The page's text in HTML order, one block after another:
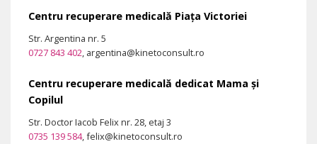
Centru recuperare medicală Piața Victoriei
Str. Argentina nr. 5
0727 843 402 , argentina@kinetoconsult.ro
Centru recuperare medicală dedicat Mama și
Copilul
Str. Doctor Iacob Felix nr. 28, etaj 3
0735 139 584, felix@kinetoconsult.ro